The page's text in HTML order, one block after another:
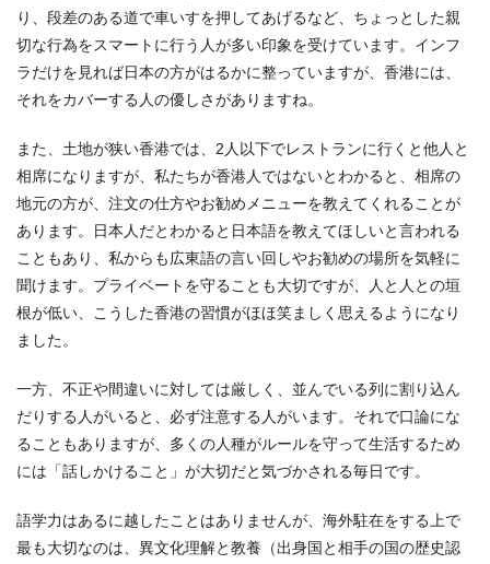
り、段差のある道で車いすを押してあげるなど、ちょっとした親
切な行為をスマートに行う人が多い印象を受けています。インフ
ラだけを見れば日本の方がはるかに整っていますが、香港には、
それをカバーする人の優しさがありますね。
また、土地が狭い香港では、2人以下でレストランに行くと他人と
相席になりますが、私たちが香港人ではないとわかると、相席の
地元の方が、注文の仕方やお勧めメニューを教えてくれることが
あります。日本人だとわかると日本語を教えてほしいと言われる
こともあり、私からも広東語の言い回しやお勧めの場所を気軽に
聞けます。プライベートを守ることも大切ですが、人と人との垣
根が低い、こうした香港の習慣がほほ笑ましく思えるようになり
ました。
一方、不正や間違いに対しては厳しく、並んでいる列に割り込ん
だりする人がいると、必ず注意する人がいます。それで口論にな
ることもありますが、多くの人種がルールを守って生活するため
には「話しかけること」が大切だと気づかされる毎日です。
語学力はあるに越したことはありませんが、海外駐在をする上で
最も大切なのは、異文化理解と教養（出身国と相手の国の歴史認